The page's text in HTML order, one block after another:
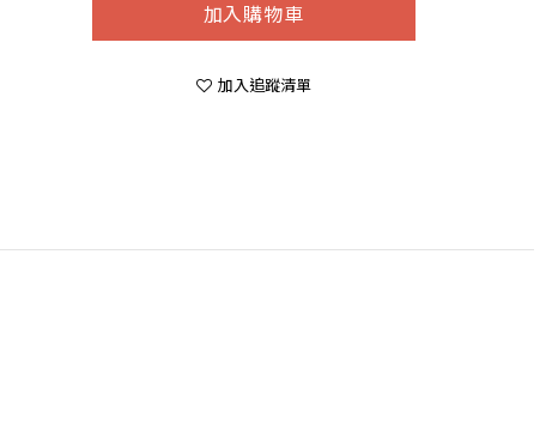
加入購物車
加入追蹤清單